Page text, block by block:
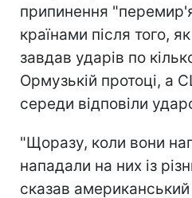
припинення
країнами після того,
завдав ударів по
Ормузькій протоці, а
середи відповіли
"Щоразу, коли вони
нападали на них із
сказав американський